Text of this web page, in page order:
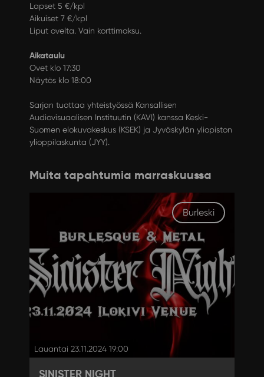
Lapset 5 €/kpl
Aikuiset 7 €/kpl
Liput ovelta. Vain korttimaksu.
Aikataulu
Ovet klo 17:30
Näytös klo 18:00
Sarjan tuottaa yhteistyössä Kansallisen
Audiovisuaalisen Instituutin (KAVI) kanssa Keski-
Suomen elokuvakeskus (KSEK) ja Jyväskylän yliopiston
ylioppilaskunta (JYY).
Muita tapahtumia marraskuussa
Burleski
Lauantai 23.11.2024 19:00
SINISTER NIGHT